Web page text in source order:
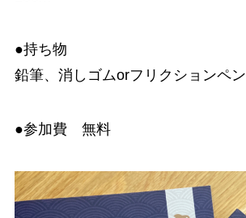
●持ち物
鉛筆、消しゴムorフリクションペン
●参加費 無料